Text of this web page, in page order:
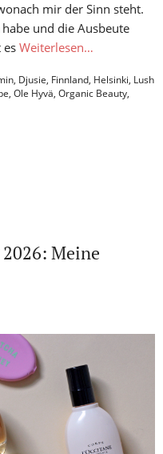
mir der Sinn steht.
und die Ausbeute
es Weiterlesen…
, Djusie, Finnland, Helsinki, Lush
, Ole Hyvä, Organic Beauty,
Meine